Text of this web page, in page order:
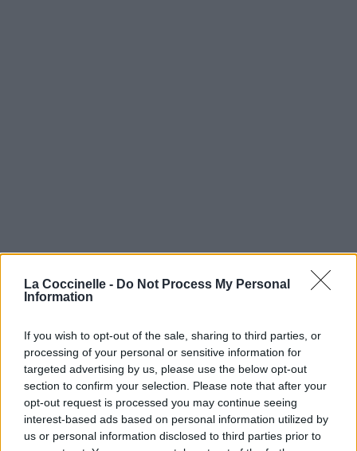
La Coccinelle - Do Not Process My Personal
Information
If you wish to opt-out of the sale, sharing to third parties, or
processing of your personal or sensitive information for
targeted advertising by us, please use the below opt-out
section to confirm your selection. Please note that after your
opt-out request is processed you may continue seeing
interest-based ads based on personal information utilized by
us or personal information disclosed to third parties prior to